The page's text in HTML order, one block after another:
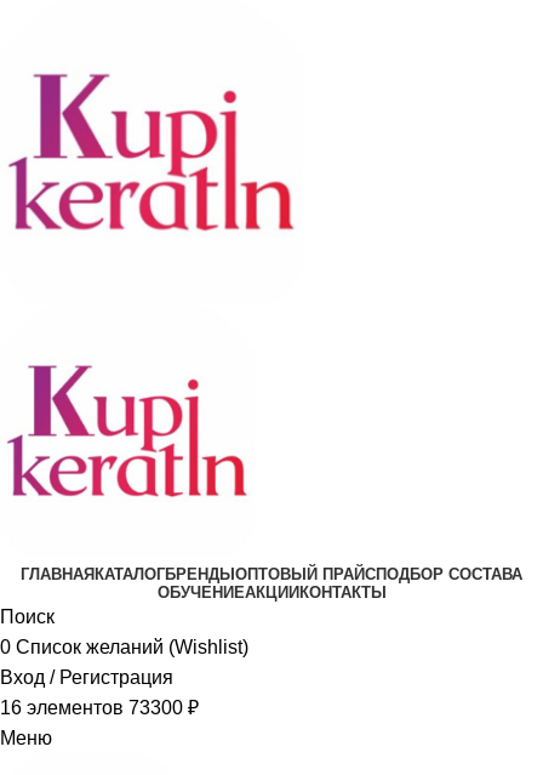
ГЛАВНАЯ КАТАЛОГБРЕНДЫ ОПТОВЫЙ ПРАЙСПОДБОР СОСТАВА
ОБУЧЕНИЕАКЦИИ КОНТАКТЫ
Поиск
0 Список желаний (Wishlist)
Вход / Регистрация
16 элементов 73300 ₽
Меню